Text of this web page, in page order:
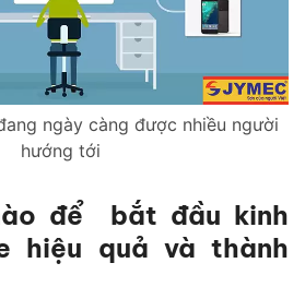
ngày càng được nhiều người
hướng tới
để bắt đầu kinh
hiệu quả và thành